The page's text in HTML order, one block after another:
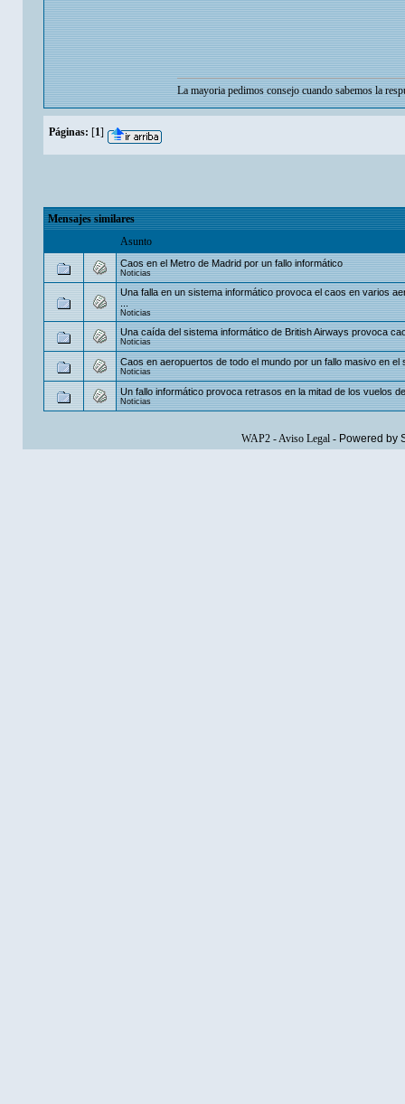
La mayoria pedimos consejo cuando sabemos la
Páginas: [1]
Mensajes similares
Asunto
Caos en el Metro de Madrid por un fallo informático
Noticias
Una falla en un sistema informático provoca el caos en varios
...
Noticias
Una caída del sistema informático de British Airways provoca
Noticias
Caos en aeropuertos de todo el mundo por un fallo masivo en el
Noticias
Un fallo informático provoca retrasos en la mitad de los vuelos
Noticias
WAP2-Aviso Legal- Powered by